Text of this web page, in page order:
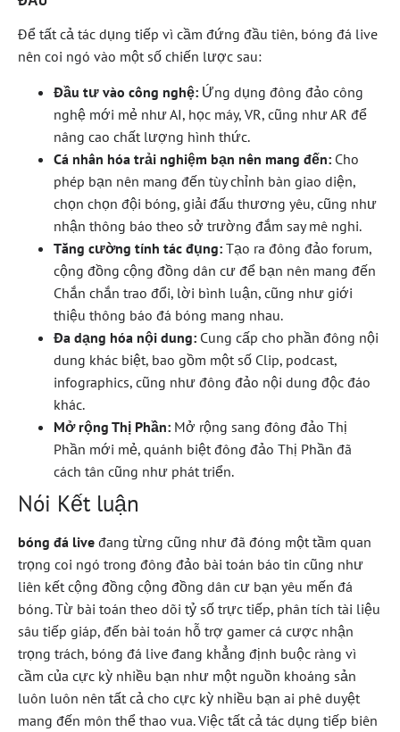
Để tất cả tác dụng tiếp vì cầm đứng đầu tiên, bóng đá live
nên coi ngó vào một số chiến lược sau:
Đầu tư vào công nghệ: Ứng dụng đông đảo công
nghệ mới mẻ như AI, học máy, VR, cũng như AR để
nâng cao chất lượng hình thức.
Cá nhân hóa trải nghiệm bạn nên mang đến: Cho
phép bạn nên mang đến tùy chỉnh bàn giao diện,
chọn chọn đội bóng, giải đấu thương yêu, cũng như
nhận thông báo theo sở trường đắm say mê nghi.
Tăng cường tính tác đụng: Tạo ra đông đảo forum,
cộng đồng cộng đồng dân cư để bạn nên mang đến
Chắn chắn trao đổi, lời bình luận, cũng như giới
thiệu thông báo đá bóng mang nhau.
Đa dạng hóa nội dung: Cung cấp cho phần đông nội
dung khác biệt, bao gồm một số Clip, podcast,
infographics, cũng như đông đảo nội dung độc đáo
khác.
Mở rộng Thị Phần: Mở rộng sang đông đảo Thị
Phần mới mẻ, quánh biệt đông đảo Thị Phần đã
cách tân cũng như phát triển.
Nói Kết luận
bóng đá live đang từng cũng như đã đóng một tầm quan
trọng coi ngó trong đông đảo bài toán báo tin cũng như
liên kết cộng đồng cộng đồng dân cư bạn yêu mến đá
bóng. Từ bài toán theo dõi tỷ số trực tiếp, phân tích tài liệu
sâu tiếp giáp, đến bài toán hỗ trợ gamer cá cược nhận
trọng trách, bóng đá live đang khẳng định buộc ràng vì
cầm của cực kỳ nhiều bạn như một nguồn khoáng sản
luôn luôn nên tất cả cho cực kỳ nhiều bạn ai phê duyệt
mang đến môn thể thao vua. Việc tất cả tác dụng tiếp biên